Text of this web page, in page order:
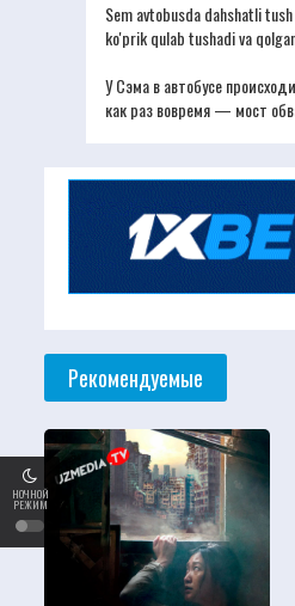
НОЧНОЙ
РЕЖИМ
Sem avtobusda dahshatli
ko'prik qulab tushadi va
У Сэма в автобусе
как раз вовремя — мост
Рекомендуемые